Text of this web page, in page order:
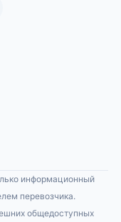
информационный
перевозчика.
общедоступных